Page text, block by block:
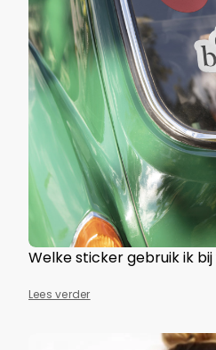
Welke sticker gebruik ik
Lees verder